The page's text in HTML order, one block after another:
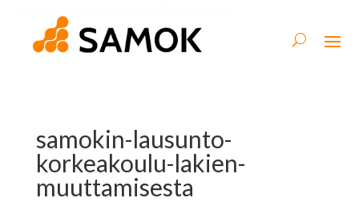
samokin-lausunto-
korkeakoulu-lakien-
muuttamisesta